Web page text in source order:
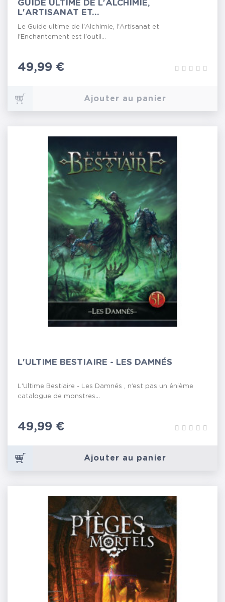
GUIDE ULTIME DE L'ALCHIMIE,
L'ARTISANAT ET...
Le Guide ultime de l'Alchimie, l'Artisanat et
l'Enchantement est l'outil...
Prix
49,99 €
Ajouter au panier
L'ULTIME BESTIAIRE - LES DAMNÉS
L'Ultime Bestiaire - Les Damnés , n’est pas un énième
catalogue de monstres...
Prix
49,99 €
Ajouter au panier